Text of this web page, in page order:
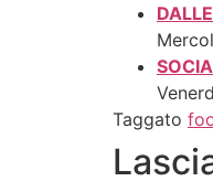
Taggato